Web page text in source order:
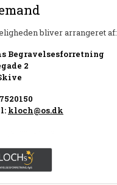
bliver arrangeret af:
Begravelsesforretning
2
kloch@os.dk